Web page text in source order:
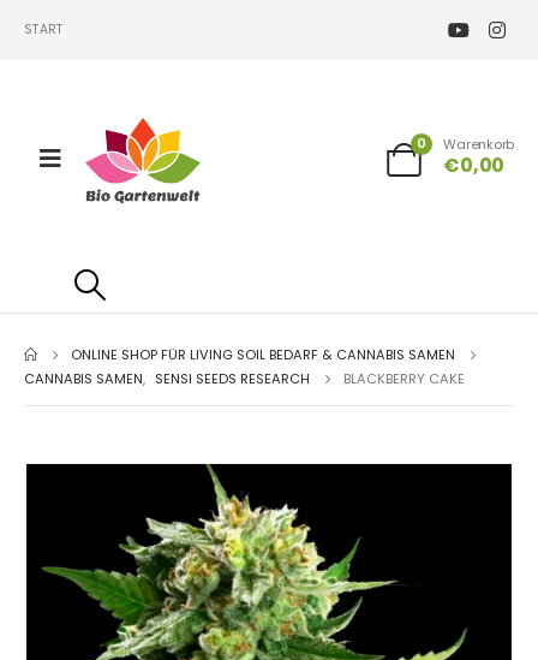
START
0 Warenkorb
€0,00
ONLINE SHOP FÜR LIVING SOIL BEDARF & CANNABIS SAMEN
CANNABIS SAMEN, SENSI SEEDS RESEARCH BLACKBERRY CAKE